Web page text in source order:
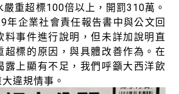
嚴重超標100倍以上，開罰310萬。
年企業社會責任報告書中與公文回
料事件進行說明，但未詳加說明直
超標的原因，與具體改善作為。在
露上顯有不足，我們呼籲大西洋飲
違規情事。